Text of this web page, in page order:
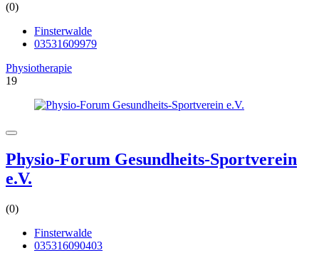
(0)
Finsterwalde
03531609979
Physiotherapie
19
Physio-Forum Gesundheits-Sportverein
e.V.
(0)
Finsterwalde
035316090403